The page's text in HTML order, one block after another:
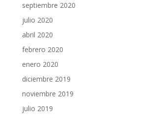
septiembre 2020
julio 2020
abril 2020
febrero 2020
enero 2020
diciembre 2019
noviembre 2019
julio 2019